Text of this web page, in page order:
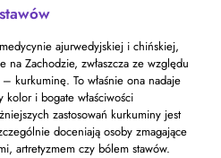
ajurwedyjskiej i chińskiej,
na Zachodzie, zwłaszcza ze względu
kurkuminę. To właśnie ona nadaje
kolor i bogate właściwości
zastosowań kurkuminy jest
doceniają osoby zmagające
artretyzmem czy bólem stawów.